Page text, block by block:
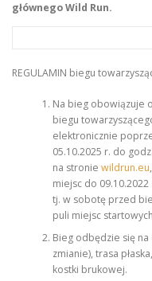
głównego Wild Run.
REGULAMIN biegu
Na bieg obowiązuje
biegu
elektronicznie
05.10.2025 r. do
na stronie wildrun.eu
miejsc do
tj. w sobotę przed
puli miejsc
Bieg odbędzie się
zmianie), trasa
kostki brukowej.